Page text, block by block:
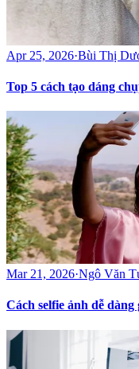
Apr 25, 2026·Bùi Thị
Top 5 cách tạo dáng
Mar 21, 2026·Ngô Văn
Cách selfie ảnh dễ